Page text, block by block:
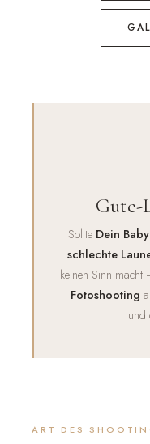
Gute-
Sollte Dein Baby
schlechte
keinen Sinn
Fotoshooting
und
ART DES